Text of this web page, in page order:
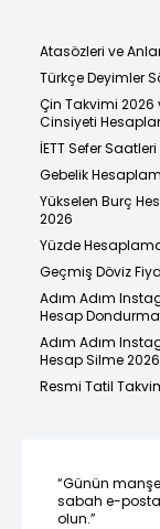
Atasözleri ve
Türkçe Deyimler
Çin Takvimi 2026
Cinsiyeti
İETT Sefer Saatleri
Gebelik
Yükselen Burç
2026
Yüzde
Geçmiş Döviz
Adım Adım
Hesap
Adım Adım
Hesap Silme 2026
Resmi Tatil
“Günün
sabah e-
olun.”